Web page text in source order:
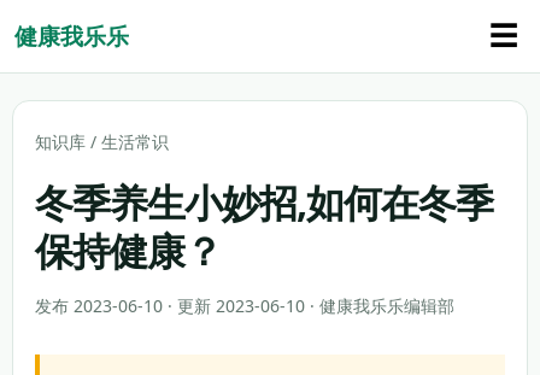
健康我乐乐 ☰
知识库 / 生活常识
冬季养生小妙招,如何在冬季
保持健康？
发布 2023-06-10 · 更新 2023-06-10 · 健康我乐乐编辑部